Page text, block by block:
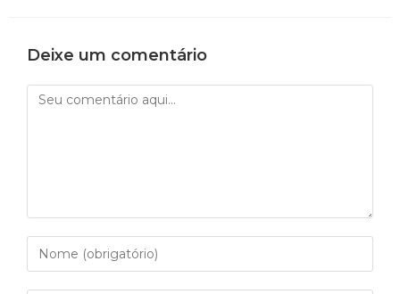
Deixe um comentário